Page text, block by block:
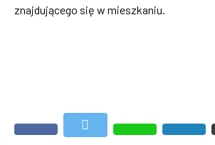
znajdującego się w mieszkaniu.